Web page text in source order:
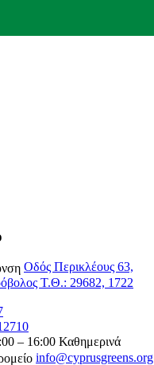
Οδός Περικλέους 63,
Τ.Θ.: 29682, 1722
– 16:00 Καθημερινά
info@cyprusgreens.org